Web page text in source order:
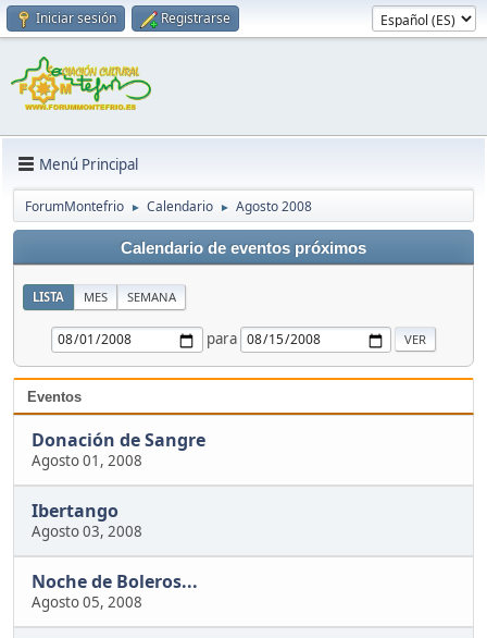
Iniciar sesión Registrarse
Menú Principal
ForumMontefrio ► Calendario ► Agosto 2008
Calendario de eventos próximos
LISTA MES SEMANA
para
Eventos
Donación de Sangre
Agosto 01, 2008
Ibertango
Agosto 03, 2008
Noche de Boleros...
Agosto 05, 2008